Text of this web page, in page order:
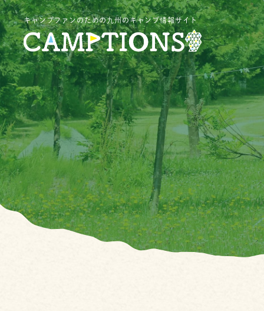
キャンプファンのための九州のキャンプ情報サイト